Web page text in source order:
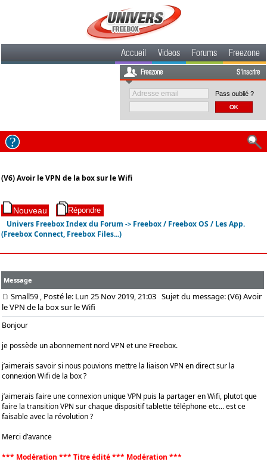
Accueil Videos Forums Freezone
Freezone S'inscrire
Pass oublié ?
(V6) Avoir le VPN de la box sur le Wifi
Univers Freebox Index du Forum -> Freebox / Freebox OS / Les App.
(Freebox Connect, Freebox Files...)
Message
Small59 , Posté le: Lun 25 Nov 2019, 21:03 Sujet du message: (V6) Avoir
le VPN de la box sur le Wifi
Bonjour
je possède un abonnement nord VPN et une Freebox.
j’aimerais savoir si nous pouvions mettre la liaison VPN en direct sur la
connexion Wifi de la box ?
j’aimerais faire une connexion unique VPN puis la partager en Wifi, plutot que
faire la transition VPN sur chaque dispositif tablette téléphone etc... est ce
faisable avec la révolution ?
Merci d’avance
*** Modération *** Titre édité *** Modération ***